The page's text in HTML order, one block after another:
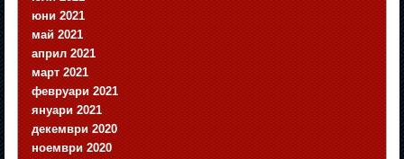
юни 2021
май 2021
април 2021
март 2021
февруари 2021
януари 2021
декември 2020
ноември 2020